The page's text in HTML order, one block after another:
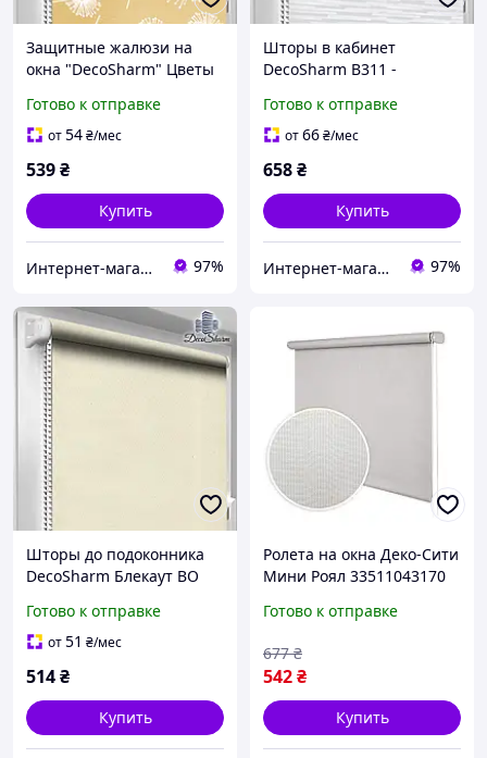
Защитные жалюзи на
окна "DecoSharm" Цветы
Готово к отправке
от54₴/мес
539₴
Купить
Интернет-магазин «Марко» 97%
Шторы в кабинет
DecoSharm В311 -
Готово к отправке
от66₴/мес
658₴
Купить
Интернет-магазин «Марко» 97%
Шторы до подоконника
DecoSharm Блекаут ВО
Готово к отправке
от51 ₴/мес
514₴
Купить
Ролета на окна Деко-Сити
Мини Роял 33511043170
Готово к отправке
542₴
677 ₴
Купить